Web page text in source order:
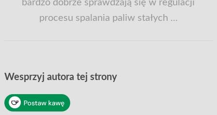
bardzo dobrze sprawdzają się w regulacji
procesu spalania paliw stałych ...
Wesprzyj autora tej strony